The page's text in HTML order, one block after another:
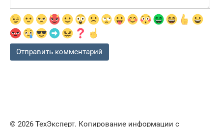
© 2026 ТехЭксперт. Копирование информации с